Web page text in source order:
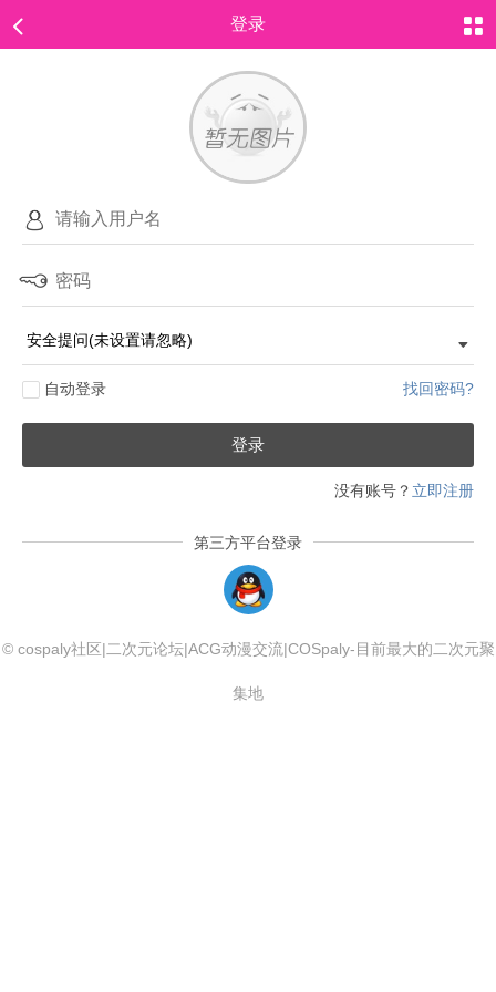
登录
自动登录 找回密码?
登录
没有账号？ 立即注册
第三方平台登录
© cospaly社区|二次元论坛|ACG动漫交流|COSpaly-目前最大的二次元聚
集地